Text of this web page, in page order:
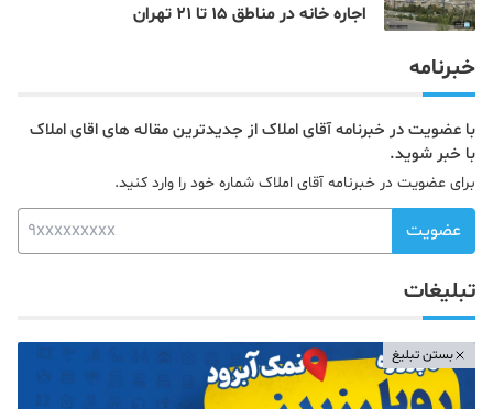
اجاره خانه در مناطق 15 تا 21 تهران
خبرنامه
با عضویت در خبرنامه آقای املاک از جدیدترین مقاله های اقای املاک
با خبر شوید.
برای عضویت در خبرنامه آقای املاک شماره خود را وارد کنید.
عضویت
تبلیغات
بستن تبلیغ